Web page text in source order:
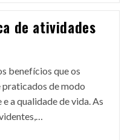
de atividades
benefícios que os
praticados de modo
a qualidade de vida. As